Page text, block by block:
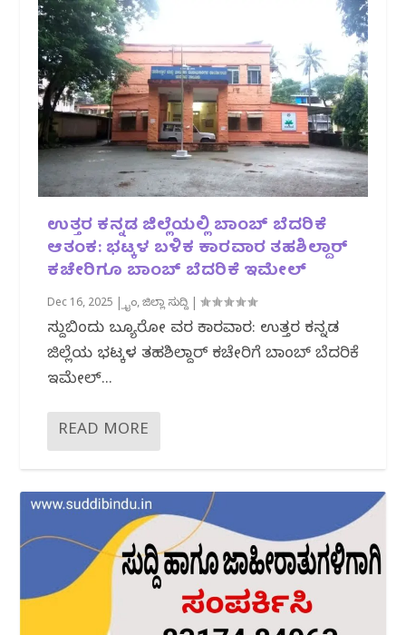
ಉತ್ತರ ಕನ್ನಡ ಜಿಲ್ಲೆಯಲ್ಲಿ ಬಾಂಬ್ ಬೆದರಿಕೆ
ಆತಂಕ: ಭಟ್ಕಳ ಬಳಿಕ ಕಾರವಾರ ತಹಶಿಲ್ದಾರ್
ಕಚೇರಿಗೂ ಬಾಂಬ್ ಬೆದರಿಕೆ ಇಮೇಲ್
Dec 16, 2025 |ಕ್ರೈಂ,ಜಿಲ್ಲಾ ಸುದ್ದಿ |
ಸುದ್ದಿಬಿಂದು ಬ್ಯೂರೋ ವರದಿ ಕಾರವಾರ: ಉತ್ತರ ಕನ್ನಡ
ಜಿಲ್ಲೆಯ ಭಟ್ಕಳ ತಹಶಿಲ್ದಾರ್ ಕಚೇರಿಗೆ ಬಾಂಬ್ ಬೆದರಿಕೆ
ಇಮೇಲ್...
READ MORE